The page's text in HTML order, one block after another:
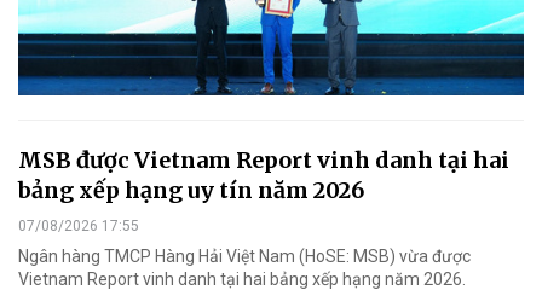
MSB được Vietnam Report vinh danh tại hai
bảng xếp hạng uy tín năm 2026
07/08/2026 17:55
Ngân hàng TMCP Hàng Hải Việt Nam (HoSE: MSB) vừa được
Vietnam Report vinh danh tại hai bảng xếp hạng năm 2026.